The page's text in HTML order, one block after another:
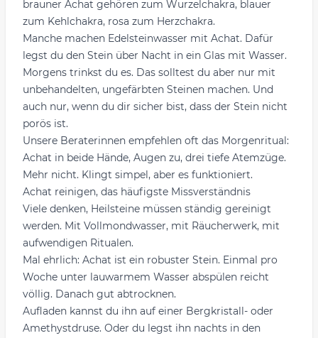
brauner Achat gehören zum Wurzelchakra, blauer
zum Kehlchakra, rosa zum Herzchakra.
Manche machen Edelsteinwasser mit Achat. Dafür
legst du den Stein über Nacht in ein Glas mit Wasser.
Morgens trinkst du es. Das solltest du aber nur mit
unbehandelten, ungefärbten Steinen machen. Und
auch nur, wenn du dir sicher bist, dass der Stein nicht
porös ist.
Unsere Beraterinnen empfehlen oft das Morgenritual:
Achat in beide Hände, Augen zu, drei tiefe Atemzüge.
Mehr nicht. Klingt simpel, aber es funktioniert.
Achat reinigen, das häufigste Missverständnis
Viele denken, Heilsteine müssen ständig gereinigt
werden. Mit Vollmondwasser, mit Räucherwerk, mit
aufwendigen Ritualen.
Mal ehrlich: Achat ist ein robuster Stein. Einmal pro
Woche unter lauwarmem Wasser abspülen reicht
völlig. Danach gut abtrocknen.
Aufladen kannst du ihn auf einer Bergkristall- oder
Amethystdruse. Oder du legst ihn nachts in den